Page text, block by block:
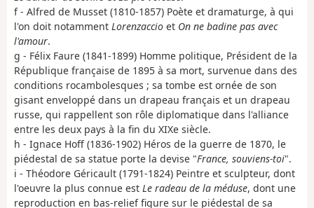
f - Alfred de Musset (1810-1857) Poète et dramaturge, à qui
l'on doit notamment Lorenzaccio et On ne badine pas avec
l'amour.
g - Félix Faure (1841-1899) Homme politique, Président de la
République française de 1895 à sa mort, survenue dans des
conditions rocambolesques ; sa tombe est ornée de son
gisant enveloppé dans un drapeau français et un drapeau
russe, qui rappellent son rôle diplomatique dans l'alliance
entre les deux pays à la fin du XIXe siècle.
h - Ignace Hoff (1836-1902) Héros de la guerre de 1870, le
piédestal de sa statue porte la devise "France, souviens-toi".
i - Théodore Géricault (1791-1824) Peintre et sculpteur, dont
l'oeuvre la plus connue est Le radeau de la méduse, dont une
reproduction en bas-relief figure sur le piédestal de sa